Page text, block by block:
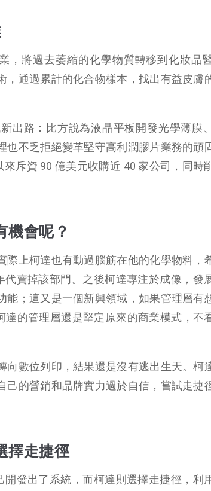
，將過去萎縮的化學物質轉移到化妝品
，通過累計的化合物樣本，找出有益皮膚
出路：比方說為液晶平板開發光學薄膜
也不乏拒絕變革堅守高利潤膠片業務的頑
斥資 90 億美元收購近 40 家公司，同時
機會呢？
際上柯達也有動過腦筋在他的化學物料，
賣掉該部門。之後柯達專注於成像，發
能；這又是一個新興領域，如果管理層有
的管理層還是堅定原來的商業模式，不
向數位列印，結果還是沒有逃出生天。柯
己的營銷和品牌實力過於自信，嘗試走捷
擇走捷徑
發出了系統，而柯達則選擇走捷徑，利